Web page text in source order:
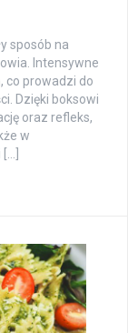
sposób na
Intensywne
co prowadzi do
Dzięki boksowi
oraz refleks,
w